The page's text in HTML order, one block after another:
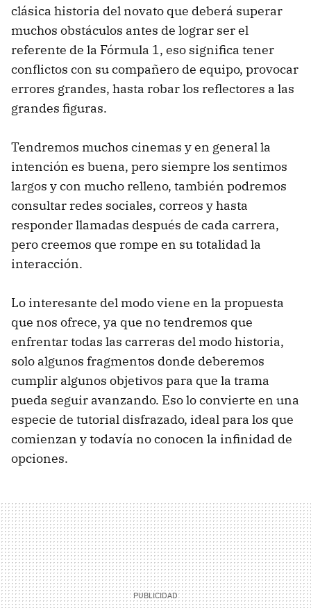
clásica historia del novato que deberá superar
muchos obstáculos antes de lograr ser el
referente de la Fórmula 1, eso significa tener
conflictos con su compañero de equipo, provocar
errores grandes, hasta robar los reflectores a las
grandes figuras.
Tendremos muchos cinemas y en general la
intención es buena, pero siempre los sentimos
largos y con mucho relleno, también podremos
consultar redes sociales, correos y hasta
responder llamadas después de cada carrera,
pero creemos que rompe en su totalidad la
interacción.
Lo interesante del modo viene en la propuesta
que nos ofrece, ya que no tendremos que
enfrentar todas las carreras del modo historia,
solo algunos fragmentos donde deberemos
cumplir algunos objetivos para que la trama
pueda seguir avanzando. Eso lo convierte en una
especie de tutorial disfrazado, ideal para los que
comienzan y todavía no conocen la infinidad de
opciones.